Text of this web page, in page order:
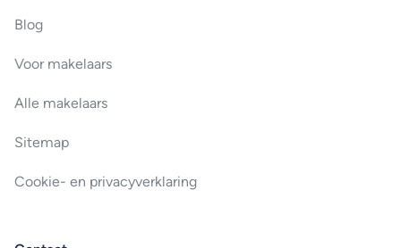
Blog
Voor makelaars
Alle makelaars
Sitemap
Cookie- en privacyverklaring